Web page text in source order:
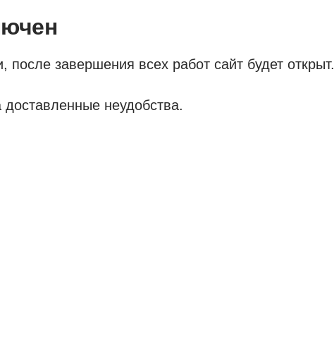
после завершения всех работ сайт будет открыт.
неудобства.